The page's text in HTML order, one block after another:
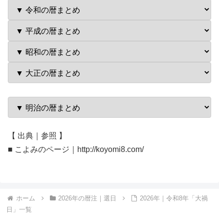
【 出典｜参照 】
■ こよみのページ｜http://koyomi8.com/
ホーム 2026年の暦注｜選日
2026年｜令和8年「大禍
日」一覧